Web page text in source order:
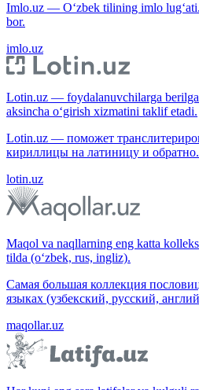
Imlo.uz — O‘zbek tilining imlo
bor.
imlo.uz
Lotin.uz — foydalanuvchilarga
aksincha o‘girish xizmatini taklif etadi.
Lotin.uz — поможет
кириллицы на латиницу и
lotin.uz
Maqol va naqllarning eng katta
tilda (o‘zbek, rus, ingliz).
Самая большая коллекция
языках (узбекский, русский,
maqollar.uz